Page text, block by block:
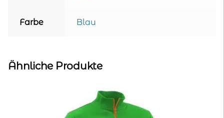
Farbe Blau
Ähnliche Produkte